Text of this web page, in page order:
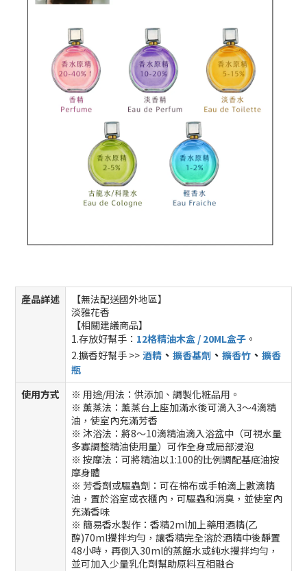
產品詳述
【無法配送國外地區】
淡雅花香
【相關建議商品】
1.存放好幫手： 12格精油木盒 / 20ML盒子 。
2.擴香好幫手 >> 酒精 、 擴香基劑 、 擴香竹 、 擴香
瓶
使用方式
※ 用途/用法：供添加、調製化粧品用。
※ 薰蒸法：薰蒸台上座加滿水後可滴入3～4滴精
油，使室內充滿芳香
※ 沐浴法：將8～10滴精油滴入浴盆中（可視水量
多寡調整精油使用量）可作全身或局部浸泡
※ 按摩法：可將精油以1:100的比例調配基底油按
摩身體
※ 芳香劑或驅蟲劑：可在棉布或手帕滴上數滴精
油，置於浴室或衣櫃內，可驅蟲和消臭，並使室內
充滿香味
※ 簡易香水製作：香精2ml加上藥用酒精(乙
醇)70ml攪拌均勻，讓香精完全溶於酒精中後靜置
48小時，再倒入30ml的蒸餾水或純水攪拌均勻，
並可加入少量乳化劑幫助原料互相融合